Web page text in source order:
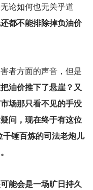
论如何也无关乎道
都不能排除掉负油价
者方面的声音，但是
油价推下了悬崖？又
场那只看不见的手没
问，现在终于有这位
千锤百炼的司法老炮儿
能会是一场旷日持久